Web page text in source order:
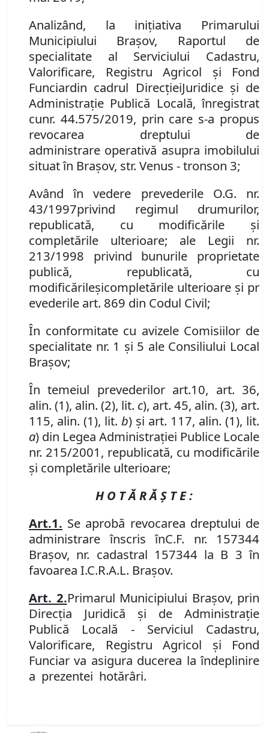
Analizând, la iniţiativa Primarului
Municipiului Braşov, Raportul de
specialitate al Serviciului Cadastru,
Valorificare, Registru Agricol şi Fond
Funciardin cadrul DirecţieiJuridice și de
Administrație Publică Locală,înregistrat
cunr. 44.575/2019, prin care s-a propus
revocarea dreptului de
administrare operativă asupra imobilului
situat în Brașov, str. Venus - tronson 3;
Având în vedere prevederile O.G. nr.
43/1997privind regimul drumurilor,
republicată, cu modificările şi
completările ulterioare; ale Legii nr.
213/1998 privind bunurile proprietate
publică, republicată, cu
modificărileșicompletările ulterioare și pr
evederile art. 869 din Codul Civil;
În conformitate cu avizele Comisiilor de
specialitate nr. 1 și 5 ale Consiliului Local
Brașov;
În temeiul prevederilor art.10, art. 36,
alin. (1), alin. (2), lit. c), art. 45, alin. (3), art.
115, alin. (1), lit. b) şi art. 117, alin. (1), lit.
a) din Legea Administraţiei Publice Locale
nr. 215/2001, republicată, cu modificările
și completările ulterioare;
H O T Ă R Ă Ş T E :
Art.1. Se aprobă revocarea dreptului de
administrareînscrisînC.F. nr. 157344
Brașov, nr. cadastral 157344 la B 3 în
favoarea I.C.R.A.L. Brașov.
Art. 2.Primarul Municipiului Brașov, prin
Direcţia Juridică şi de Administraţie
Publică Locală - Serviciul Cadastru,
Valorificare, Registru Agricol şi Fond
Funciarva asigura ducerea la îndeplinire
a prezentei hotărâri.